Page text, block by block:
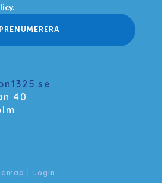
PRENUMERERA
40
| Login